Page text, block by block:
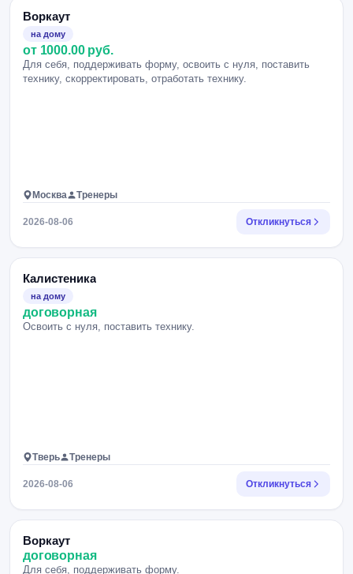
Воркаут
на дому
от 1000.00 руб.
Для себя, поддерживать форму, освоить с нуля, поставить
технику, скорректировать, отработать технику.
Москва Тренеры
2026-08-06 Откликнуться
Калистеника
на дому
договорная
Освоить с нуля, поставить технику.
Тверь Тренеры
2026-08-06 Откликнуться
Воркаут
договорная
Для себя, поддерживать форму.